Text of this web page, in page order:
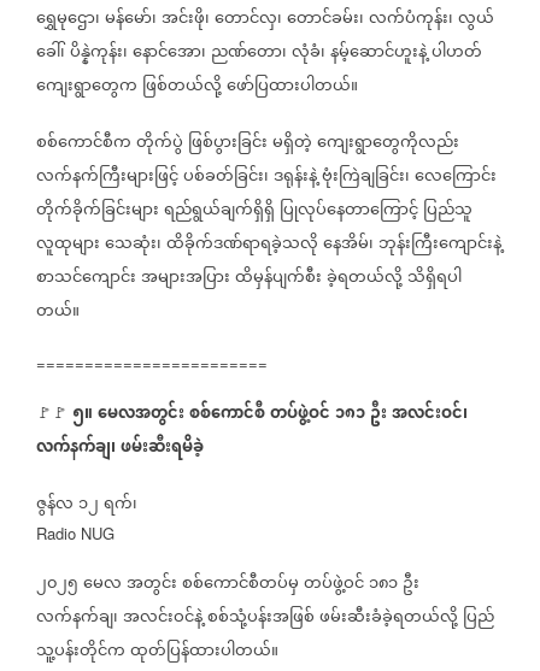
ရွှေမုဌော၊မန်မော်၊အင်းဖို၊တောင်လှ၊တောင်ခမ်း၊လက်ပံကုန်း၊လွယ်
ခေါ်၊ပိန္နဲကုန်း၊နောင်အော၊ ညဏ်တော၊လုံခံ၊နမ့်ဆောင်ဟူးနဲ့ပါဟတ်
ကျေးရွာတွေက ဖြစ်တယ်လို့ဖော်ပြထားပါတယ်။
စစ်ကောင်စီကတိုက်ပွဲ ဖြစ်ပွားခြင်းမရှိတဲ့ကျေးရွာတွေကိုလည်း
လက်နက်ကြီးများဖြင့်ပစ်ခတ်ခြင်း၊ဒရုန်းနဲ့ဗုံးကြဲချခြင်း၊လေကြောင်း
တိုက်ခိုက်ခြင်းများရည်ရွယ်ချက်ရှိရှိ ပြုလုပ်နေတာကြောင့်ပြည်သူ
လူထုများသေဆုံး၊ထိခိုက်ဒဏ်ရာရခဲ့သလိုနေအိမ်၊ ဘုန်းကြီးကျောင်းနဲ့
စာသင်ကျောင်းအများအပြားထိမှန်ပျက်စီးခဲ့ရတယ်လို့သိရှိရပါ
တယ်။
========================
🚩🚩 ၅။မေလအတွင်းစစ်ကောင်စီတပ်ဖွဲ့ဝင်၁၈၁ဦးအလင်းဝင်၊
လက်နက်ချ၊ဖမ်းဆီးရမိခဲ့
ဇွန်လ ၁၂ရက်၊
Radio NUG
၂၀၂၅မေလအတွင်းစစ်ကောင်စီတပ်မှတပ်ဖွဲ့ဝင်၁၈၁ဦး
လက်နက်ချ၊အလင်းဝင်နဲ့စစ်သုံ့ပန်းအဖြစ်ဖမ်းဆီးခံခဲ့ရတယ်လို့ပြည်
သူ့ပန်းတိုင်ကထုတ်ပြန်ထားပါတယ်။